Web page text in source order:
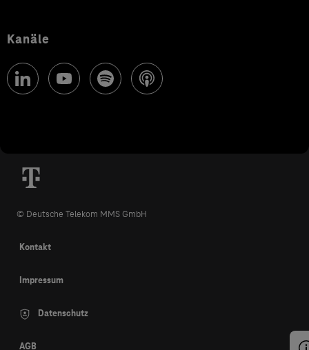
Kanäle
© Deutsche Telekom MMS GmbH
Kontakt
Impressum
Datenschutz
AGB